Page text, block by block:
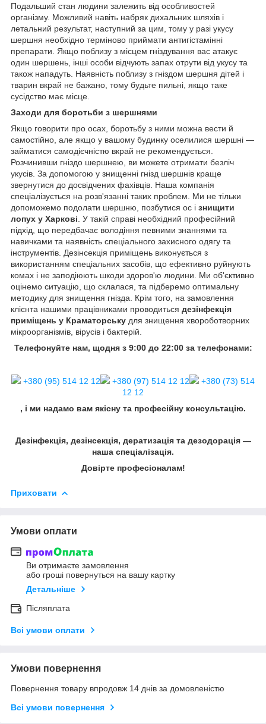
Подальший стан людини залежить від особливостей
організму. Можливий навіть набряк дихальних шляхів і
летальний результат, наступний за цим, тому у разі укусу
шершня необхідно терміново приймати антигістамінні
препарати. Якщо поблизу з місцем гніздування вас атакує
один шершень, інші особи відчують запах отрути від укусу та
також нападуть. Наявність поблизу з гніздом шершня дітей і
тварин вкрай не бажано, тому будьте пильні, якщо таке
сусідство має місце.
Заходи для боротьби з шершнями
Якщо говорити про осах, боротьбу з ними можна вести й
самостійно, але якщо у вашому будинку оселилися шершні —
займатися самодієчністю вкрай не рекомендується.
Розчинивши гніздо шершнею, ви можете отримати безліч
укусів. За допомогою у знищенні гнізд шершнів краще
звернутися до досвідчених фахівців. Наша компанія
спеціалізується на розв'язанні таких проблем. Ми не тільки
допоможемо подолати шершню, позбутися ос і знищити
лопух у Харкові . У такій справі необхідний професійний
підхід, що передбачає володіння певними знаннями та
навичками та наявність спеціального захисного одягу та
інструментів. Дезінсекція приміщень виконується з
використанням спеціальних засобів, що ефективно руйнують
комах і не заподіюють шкоди здоров'ю людини. Ми об'єктивно
оцінемо ситуацію, що склалася, та підберемо оптимальну
методику для знищення гнізда. Крім того, на замовлення
клієнта нашими працівниками проводиться дезінфекція
приміщень у Краматорську для знищення хвороботворних
мікроорганізмів, вірусів і бактерій.
Телефонуйте нам, щодня з 9:00 до 22:00 за телефонами:
+380 (95) 514 12 12 +380 (97) 514 12 12
+380 (73) 514
12 12
, і ми надамо вам якісну та професійну консультацію.
Дезінфекція, дезінсекція, дератизація та дезодорація —
наша спеціалізація.
Довірте професіоналам!
Приховати
Умови оплати
Ви отримаєте замовлення
або гроші повернуться на вашу картку
Детальніше
Післяплата
Всі умови оплати
Умови повернення
Повернення товару впродовж 14 днів за домовленістю
Всі умови повернення